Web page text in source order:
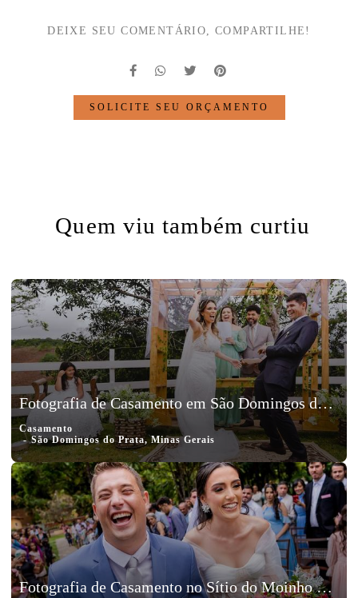
DEIXE SEU COMENTÁRIO, COMPARTILHE!
SOLICITE SEU ORÇAMENTO
Quem viu também curtiu
Fotografia de Casamento em São Domingos do Prata, Minas Gerais, Maiquel e Letícia
Casamento
São Domingos do Prata, Minas Gerais
Fotografia de Casamento no Sítio do Moinho em João Monlevade, Minas Gerais, Rafael e Lorena